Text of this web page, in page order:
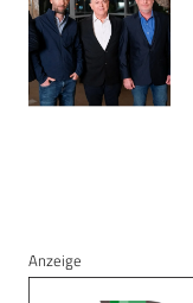
Anzeige